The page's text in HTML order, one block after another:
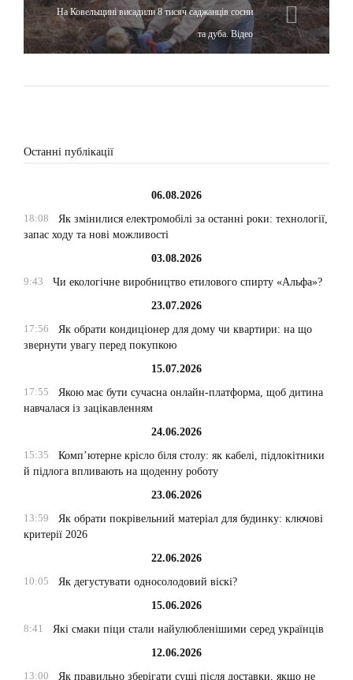
На Ковельщині висадили 8 тисяч саджанців сосни
та дуба. Відео
Останні публікації
06.08.2026
18:08
Як змінилися електромобілі за останні роки: технології,
запас ходу та нові можливості
03.08.2026
9:43
Чи екологічне виробництво етилового спирту «Альфа»?
23.07.2026
17:56
Як обрати кондиціонер для дому чи квартири: на що
звернути увагу перед покупкою
15.07.2026
17:55
Якою має бути сучасна онлайн-платформа, щоб дитина
навчалася із зацікавленням
24.06.2026
15:35
Комп’ютерне крісло біля столу: як кабелі, підлокітники
й підлога впливають на щоденну роботу
23.06.2026
13:59
Як обрати покрівельний матеріал для будинку: ключові
критерії 2026
22.06.2026
10:05
Як дегустувати односолодовий віскі?
15.06.2026
8:41
Які смаки піци стали найулюбленішими серед українців
12.06.2026
13:00
Як правильно зберігати суші після доставки, якщо не